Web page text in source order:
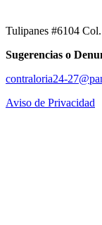
Tulipanes #6104
Sugerencias o
contraloria24-
Aviso de Privacidad